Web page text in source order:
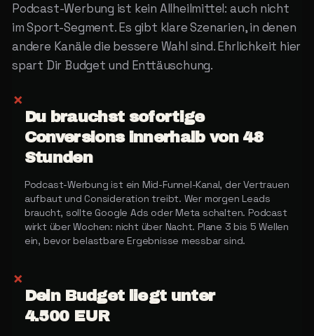
Podcast-Werbung ist kein Allheilmittel: auch nicht
im Sport-Segment. Es gibt klare Szenarien, in denen
andere Kanäle die bessere Wahl sind. Ehrlichkeit hier
spart Dir Budget und Enttäuschung.
✗
Du brauchst sofortige
Conversions innerhalb von 48
Stunden
Podcast-Werbung ist ein Mid-Funnel-Kanal, der Vertrauen
aufbaut und Consideration treibt. Wer morgen Leads
braucht, sollte Google Ads oder Meta schalten. Podcast
wirkt über Wochen: nicht über Nacht. Plane 3 bis 5 Wellen
ein, bevor belastbare Ergebnisse messbar sind.
✗
Dein Budget liegt unter
4.500 EUR